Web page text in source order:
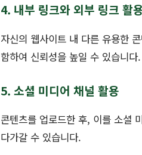
4. 내부 링크와 외부 링크 활
자신의 웹사이트 내 다른 유용한
함하여 신뢰성을 높일 수 있습니
5. 소셜 미디어 채널 활용
콘텐츠를 업로드한 후, 이를 소셜
다가갈 수 있습니다.